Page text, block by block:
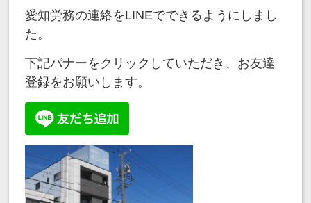
愛知労務の連絡をLINEでできるようにしまし
た。
下記バナーをクリックしていただき、お友達
登録をお願いします。